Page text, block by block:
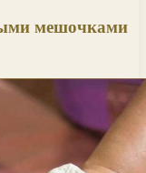
мешочками